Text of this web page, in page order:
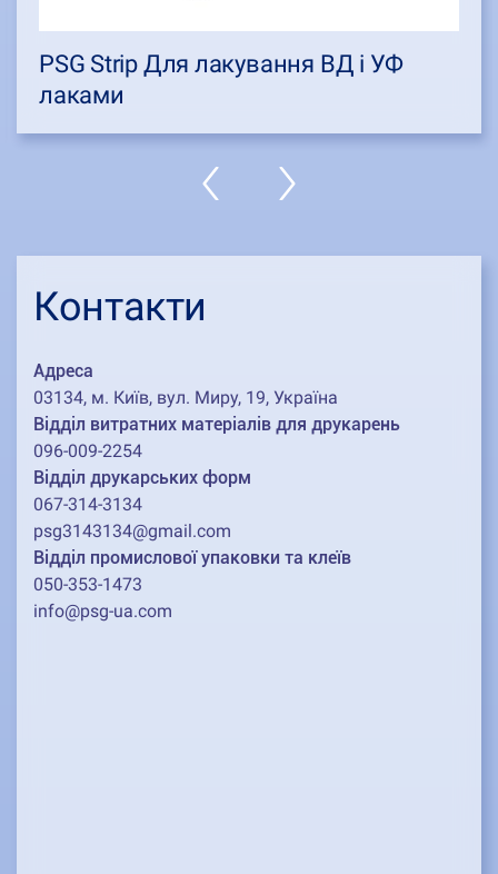
PSG Strip Для лакування ВД і УФ
лаками
Контакти
Адреса
03134, м. Київ, вул. Миру, 19, Україна
Відділ витратних матеріалів для друкарень
096-009-2254
Відділ друкарських форм
067-314-3134
psg3143134@gmail.com
Відділ промислової упаковки та клеїв
050-353-1473
info@psg-ua.com